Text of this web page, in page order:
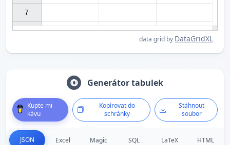
7
data grid by DataGridXL
Generátor tabulek
Kupte mi
kávu
Kopírovat do
schránky
Stáhnout
soubor
JSON Excel Magic SQL LaTeX HTML